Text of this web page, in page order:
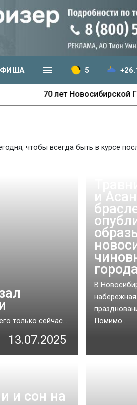
5
чтобы всегда быть в курсе
только сейчас....
13.07.2025
и
В
Помимо...
и сон на